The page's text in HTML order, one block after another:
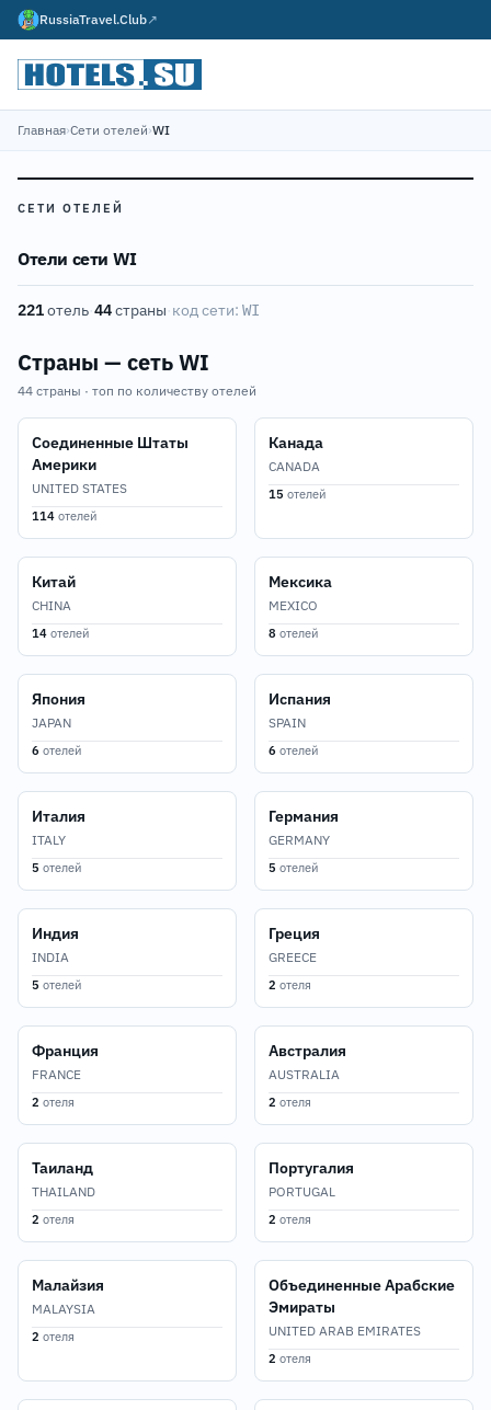
RussiaTravel.Club↗
Главная›Сети отелей›WI
СЕТИ ОТЕЛЕЙ
Отели сети WI
221отель·44страны·код сети: WI
Страны — сеть WI
44 страны · топ по количеству отелей
Соединенные Штаты
Америки
UNITED STATES
114 отелей
Канада
CANADA
15 отелей
Китай
CHINA
14 отелей
Мексика
MEXICO
8 отелей
Япония
JAPAN
6 отелей
Испания
SPAIN
6 отелей
Италия
ITALY
5 отелей
Германия
GERMANY
5 отелей
Индия
INDIA
5 отелей
Греция
GREECE
2 отеля
Франция
FRANCE
2 отеля
Австралия
AUSTRALIA
2 отеля
Таиланд
THAILAND
2 отеля
Португалия
PORTUGAL
2 отеля
Малайзия
MALAYSIA
2 отеля
Объединенные Арабские
Эмираты
UNITED ARAB EMIRATES
2 отеля